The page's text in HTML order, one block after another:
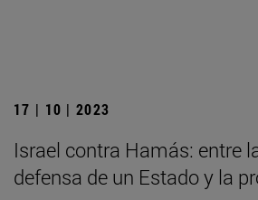
17 | 10 | 2023
Israel contra Hamás: entre
defensa de un Estado y la